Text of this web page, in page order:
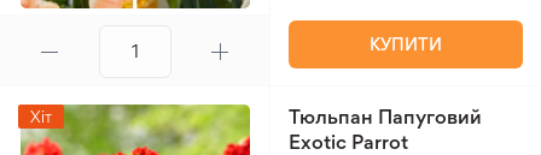
КУПИТИ
Хіт
Тюльпан Папуговий
Exotic Parrot